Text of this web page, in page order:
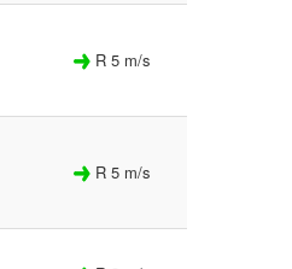
R 5 m/s
R 5 m/s